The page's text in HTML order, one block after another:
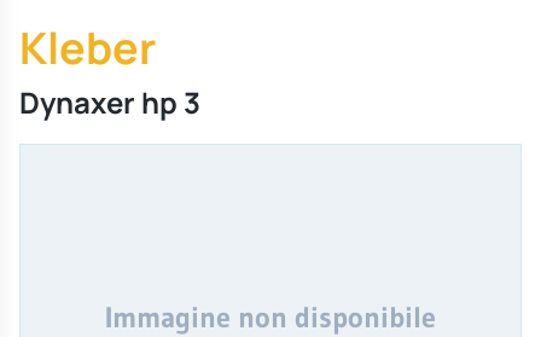
Kleber
Dynaxer hp 3
Immagine non disponibile